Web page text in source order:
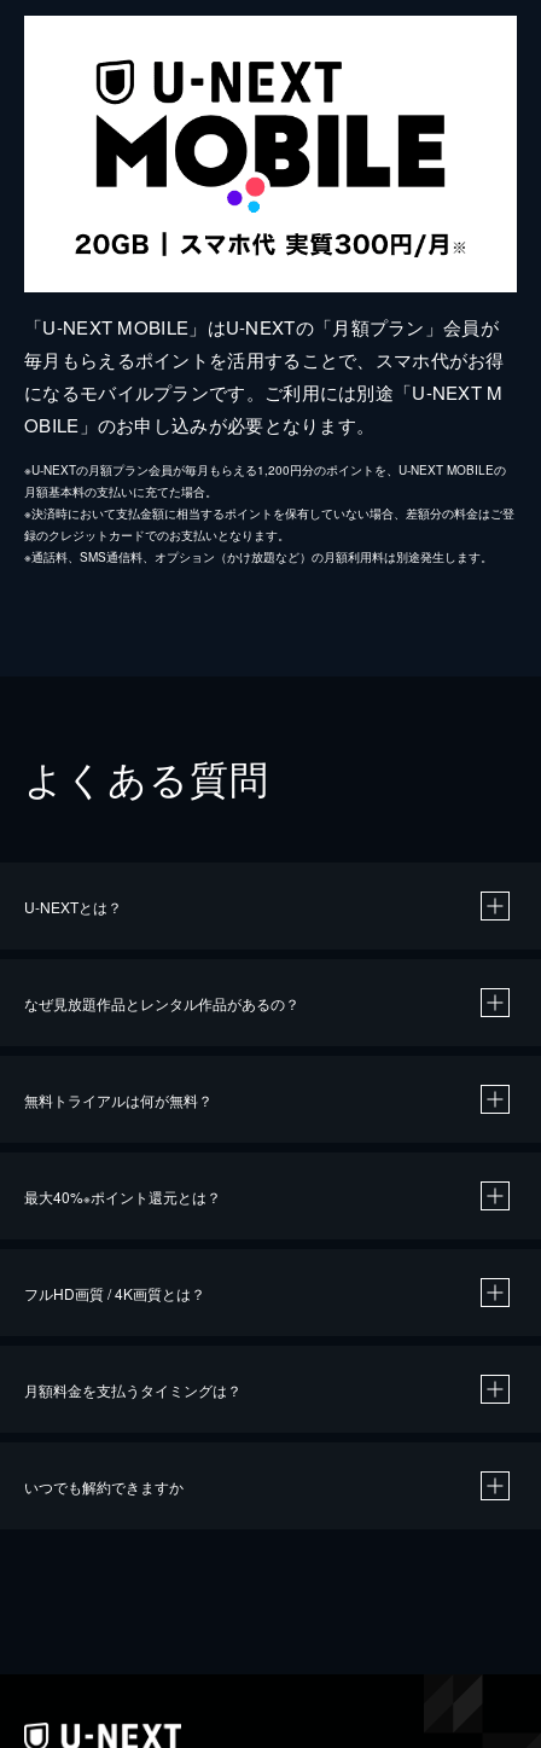
「U-NEXT MOBILE」はU-NEXTの「月額プラン」会員が
毎月もらえるポイントを活用することで、スマホ代がお得
になるモバイルプランです。ご利用には別途「U-NEXT M
OBILE」のお申し込みが必要となります。
※U-NEXTの月額プラン会員が毎月もらえる1,200円分のポイントを、U-NEXT MOBILEの
月額基本料の支払いに充てた場合。
※決済時において支払金額に相当するポイントを保有していない場合、差額分の料金はご登
録のクレジットカードでのお支払いとなります。
※通話料、SMS通信料、オプション（かけ放題など）の月額利用料は別途発生します。
よくある質問
U-NEXTとは？
なぜ見放題作品とレンタル作品があるの？
無料トライアルは何が無料？
最大40%※ポイント還元とは？
※40％ポイント還元の対象は、クレジットカード決済による作品の購入 / レンタルです。
フルHD画質 / 4K画質とは？
月額料金を支払うタイミングは？
いつでも解約できますか